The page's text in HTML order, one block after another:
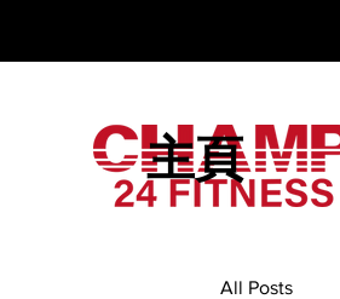
主頁
All Posts